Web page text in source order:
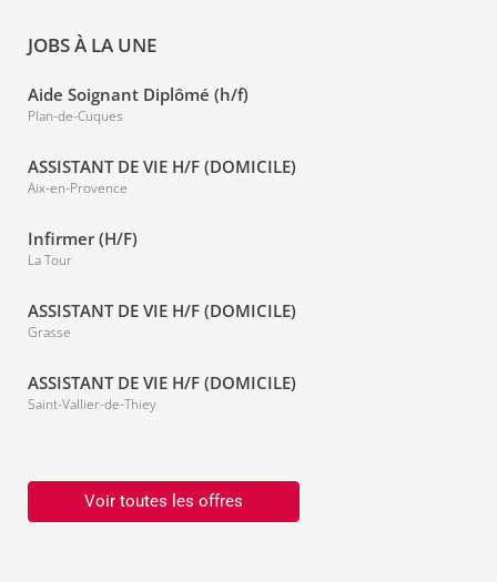
JOBS À LA UNE
Aide Soignant Diplômé (h/f)
Plan-de-Cuques
ASSISTANT DE VIE H/F (DOMICILE)
Aix-en-Provence
Infirmer (H/F)
La Tour
ASSISTANT DE VIE H/F (DOMICILE)
Grasse
ASSISTANT DE VIE H/F (DOMICILE)
Saint-Vallier-de-Thiey
Voir toutes les offres